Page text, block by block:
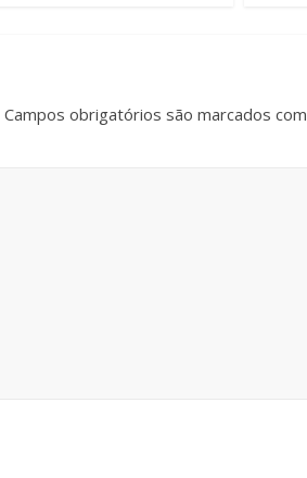
Campos obrigatórios são marcados com